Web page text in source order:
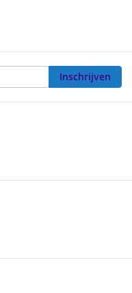
Inschrijven